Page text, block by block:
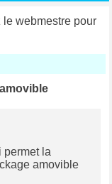
webmestre pour
permet la
amovible